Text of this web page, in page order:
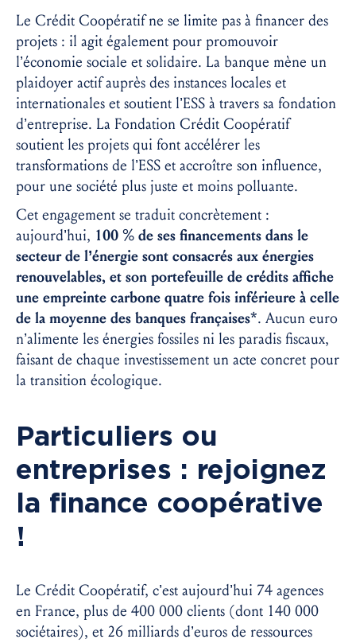
Le Crédit Coopératif ne se limite pas à financer des
projets : il agit également pour promouvoir
l’économie sociale et solidaire. La banque mène un
plaidoyer actif auprès des instances locales et
internationales et soutient l’ESS à travers sa fondation
d’entreprise. La Fondation Crédit Coopératif
soutient les projets qui font accélérer les
transformations de l’ESS et accroître son influence,
pour une société plus juste et moins polluante.
Cet engagement se traduit concrètement :
aujourd’hui, 100 % de ses financements dans le
secteur de l’énergie sont consacrés aux énergies
renouvelables, et son portefeuille de crédits affiche
une empreinte carbone quatre fois inférieure à celle
de la moyenne des banques françaises*. Aucun euro
n’alimente les énergies fossiles ni les paradis fiscaux,
faisant de chaque investissement un acte concret pour
la transition écologique.
Particuliers ou
entreprises : rejoignez
la finance coopérative
!
Le Crédit Coopératif, c’est aujourd’hui 74 agences
en France, plus de 400 000 clients (dont 140 000
sociétaires), et 26 milliards d’euros de ressources